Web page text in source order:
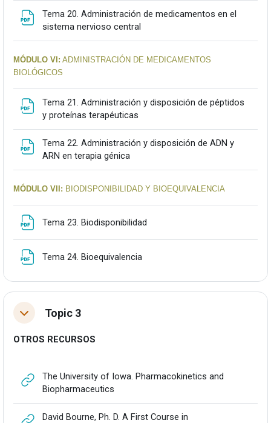
Tema 20. Administración de medicamentos en el
sistema nervioso central
MÓDULO VI: ADMINISTRACIÓN DE MEDICAMENTOS
BIOLÓGICOS
Tema 21. Administración y disposición de péptidos
y proteínas terapéuticas
Tema 22. Administración y disposición de ADN y
ARN en terapia génica
MÓDULO VII: BIODISPONIBILIDAD Y BIOEQUIVALENCIA
Tema 23. Biodisponibilidad
Tema 24. Bioequivalencia
TolestuTopic 3
OTROS RECURSOS
The University of Iowa. Pharmacokinetics and
Biopharmaceutics
David Bourne, Ph. D. A First Course in